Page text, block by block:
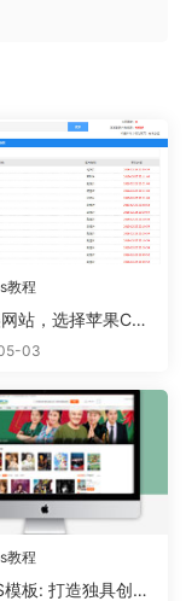
教程
站，选择苹果CM
实现
03
教程
板: 打造独具创意